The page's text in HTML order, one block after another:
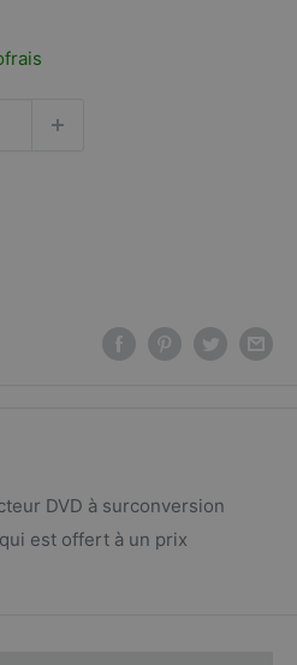
DVD à surconversion
est offert à un prix